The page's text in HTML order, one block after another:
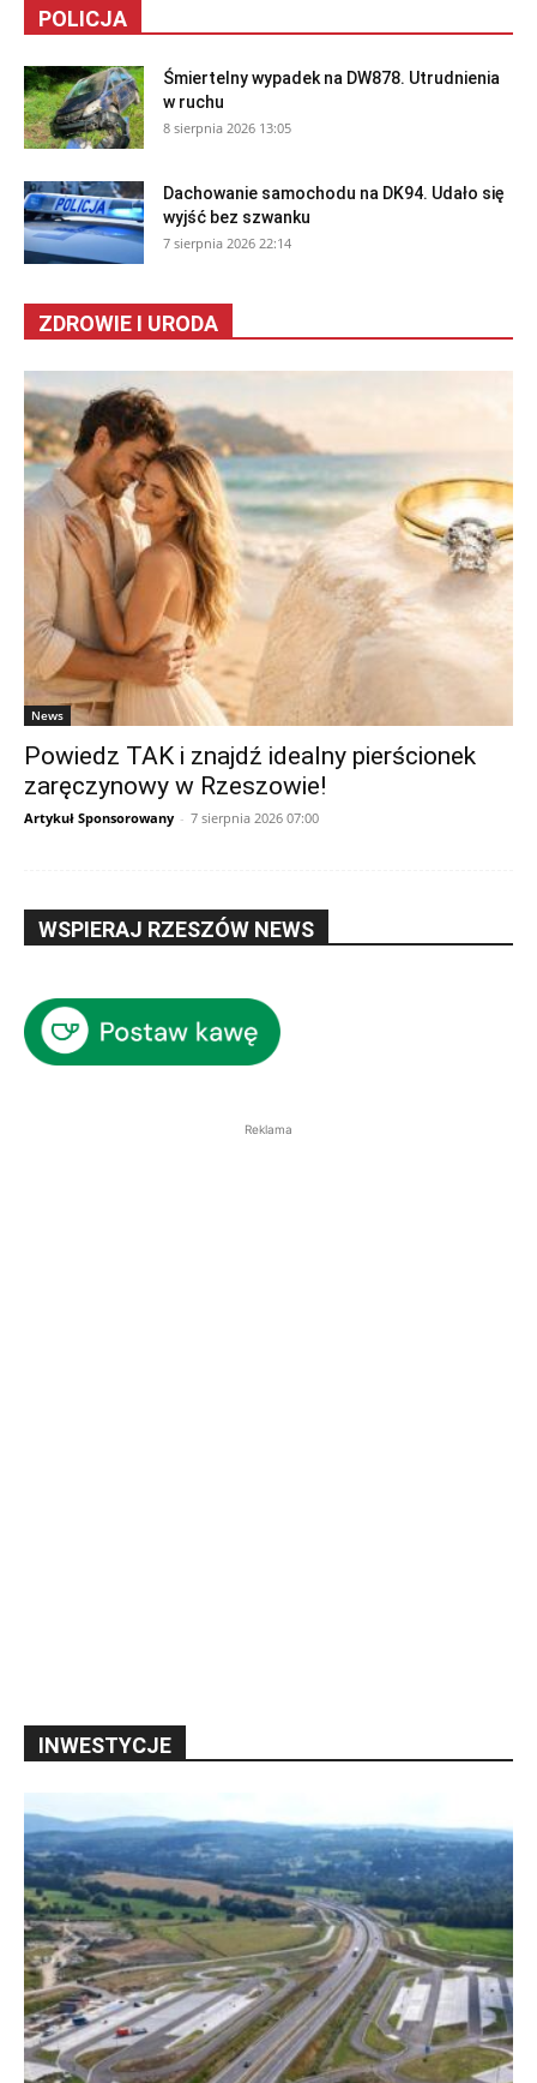
POLICJA
Śmiertelny wypadek na DW878. Utrudnienia
w ruchu
8 sierpnia 2026 13:05
Dachowanie samochodu na DK94. Udało się
wyjść bez szwanku
7 sierpnia 2026 22:14
ZDROWIE I URODA
News
Powiedz TAK i znajdź idealny pierścionek
zaręczynowy w Rzeszowie!
Artykuł Sponsorowany - 7 sierpnia 2026 07:00
WSPIERAJ RZESZÓW NEWS
Reklama
INWESTYCJE